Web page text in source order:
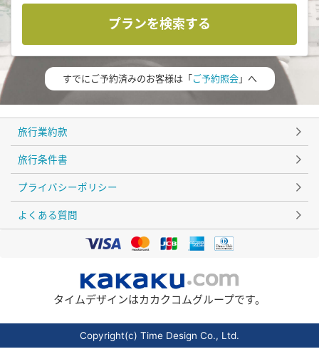
プランを検索する
すでにご予約済みのお客様は「ご予約照会」へ
旅行業約款
旅行条件書
プライバシーポリシー
よくある質問
タイムデザインはカカクコムグループです。
Copyright(c) Time Design Co., Ltd.